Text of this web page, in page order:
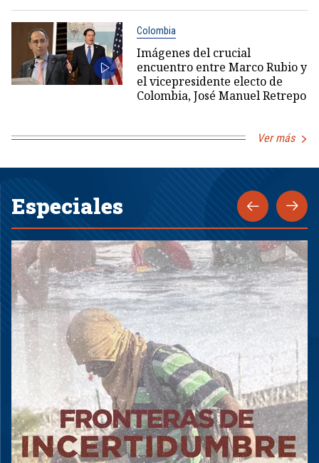
Colombia
Imágenes del crucial
encuentro entre Marco Rubio y
el vicepresidente electo de
Colombia, José Manuel Retrepo
Ver más
Especiales